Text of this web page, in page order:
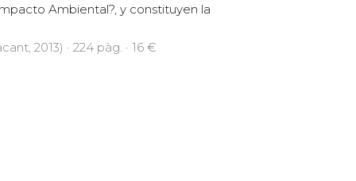
Ambiental?, y constituyen la
2013) · 224 pàg. · 16 €